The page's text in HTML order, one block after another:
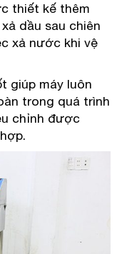
thiết kế thêm
dầu sau chiên
xả nước khi vệ
giúp máy luôn
trong quá trình
chỉnh được